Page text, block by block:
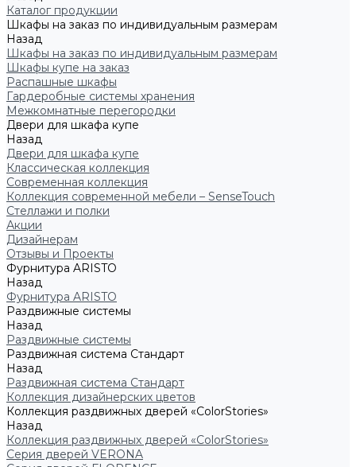
Каталог продукции
Шкафы на заказ по индивидуальным размерам
Назад
Шкафы на заказ по индивидуальным размерам
Шкафы купе на заказ
Распашные шкафы
Гардеробные системы хранения
Межкомнатные перегородки
Двери для шкафа купе
Назад
Двери для шкафа купе
Классическая коллекция
Современная коллекция
Коллекция современной мебели – SenseTouch
Стеллажи и полки
Акции
Дизайнерам
Отзывы и Проекты
Фурнитура ARISTO
Назад
Фурнитура ARISTO
Раздвижные системы
Назад
Раздвижные системы
Раздвижная система Стандарт
Назад
Раздвижная система Стандарт
Коллекция дизайнерских цветов
Коллекция раздвижных дверей «ColorStories»
Назад
Коллекция раздвижных дверей «ColorStories»
Серия дверей VERONA